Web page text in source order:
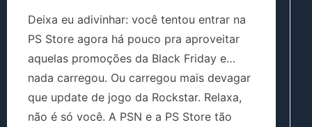
Deixa eu adivinhar: você tentou entrar na
PS Store agora há pouco pra aproveitar
aquelas promoções da Black Friday e…
nada carregou. Ou carregou mais devagar
que update de jogo da Rockstar. Relaxa,
não é só você. A PSN e a PS Store tão